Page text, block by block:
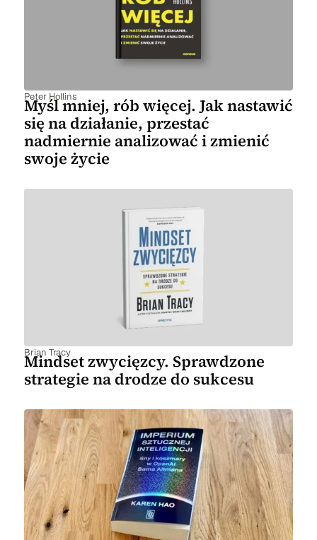
Peter Hollins
Myśl mniej, rób więcej. Jak nastawić
się na działanie, przestać
nadmiernie analizować i zmienić
swoje życie
Brian Tracy
Mindset zwycięzcy. Sprawdzone
strategie na drodze do sukcesu